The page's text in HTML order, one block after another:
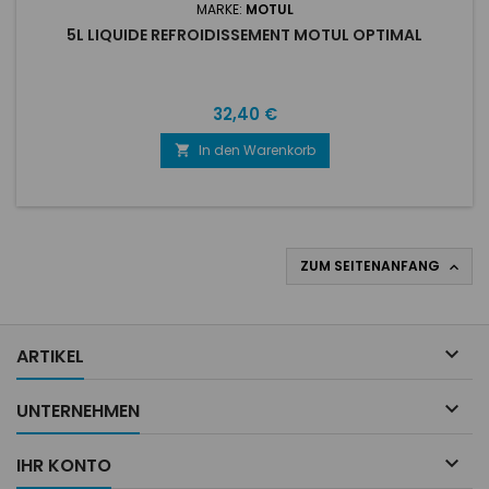
MARKE: MOTUL
5L LIQUIDE REFROIDISSEMENT MOTUL OPTIMAL
Preis
32,40 €
 In den Warenkorb
ZUM SEITENANFANG 
ARTIKEL 
UNTERNEHMEN 
IHR KONTO 